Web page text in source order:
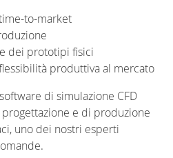
to-market
dei prototipi fisici
produttiva al mercato
di simulazione CFD
e di produzione
uno dei nostri esperti